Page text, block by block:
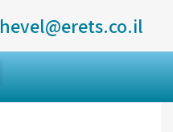
hevel@erets.co.il